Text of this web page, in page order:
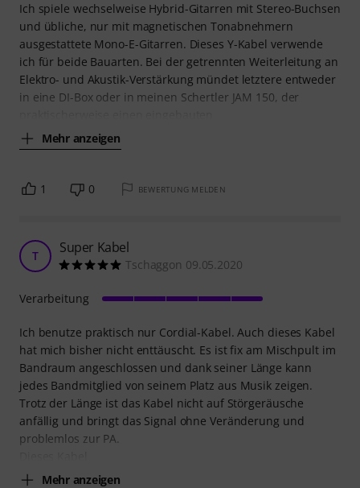
Ich spiele wechselweise Hybrid-Gitarren mit Stereo-Buchsen
und übliche, nur mit magnetischen Tonabnehmern
ausgestattete Mono-E-Gitarren. Dieses Y-Kabel verwende
ich für beide Bauarten. Bei der getrennten Weiterleitung an
Elektro- und Akustik-Verstärkung mündet letztere entweder
in eine DI-Box oder in meinen Schertler JAM 150, der
Mehr anzeigen
1 0 BEWERTUNG MELDEN
T Super Kabel
Tschaggon 09.05.2020
Ich benutze praktisch nur Cordial-Kabel. Auch dieses Kabel
hat mich bisher nicht enttäuscht. Es ist fix am Mischpult im
Bandraum angeschlossen und dank seiner Länge kann
jedes Bandmitglied von seinem Platz aus Musik zeigen.
Trotz der Länge ist das Kabel nicht auf Störgeräusche
anfällig und bringt das Signal ohne Veränderung und
problemlos zur PA.
Mehr anzeigen
Verarbeitung